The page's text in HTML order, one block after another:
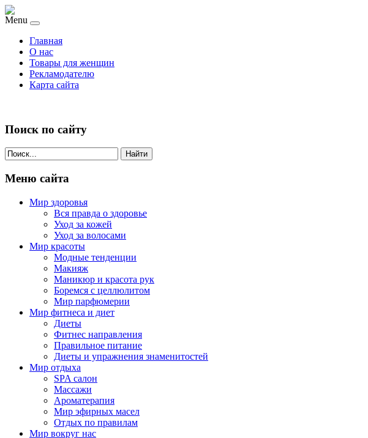
Menu
Главная
О нас
Товары для женщин
Рекламодателю
Карта сайта
Поиск по сайту
Найти
Меню сайта
Мир здоровья
Вся правда о здоровье
Уход за кожей
Уход за волосами
Мир красоты
Модные тенденции
Макияж
Маникюр и красота рук
Боремся с целлюлитом
Мир парфюмерии
Мир фитнеса и диет
Диеты
Фитнес направления
Правильное питание
Диеты и упражнения знаменитостей
Мир отдыха
SPA салон
Массажи
Ароматерапия
Мир эфирных масел
Отдых по правилам
Мир вокруг нас